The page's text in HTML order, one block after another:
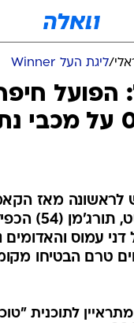
/ליגת העל Winner
הפועל
(28) כבש לראשונה מאז
בישול של בן בסט,
עמוס והאדומים
טרם הבטיחו
מתראיין לתוכנית